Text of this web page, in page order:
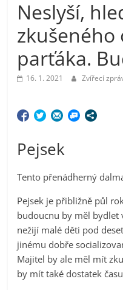
Neslyší,
parťáka.
16. 1. 2021 Zvířecí
Pejsek
Tento přenádherný
Pejsek je přibližně půl
budoucnu by měl bydlet
nežijí malé děti pod
jinému dobře
Majitel by ale měl mít
by mít také dostatek